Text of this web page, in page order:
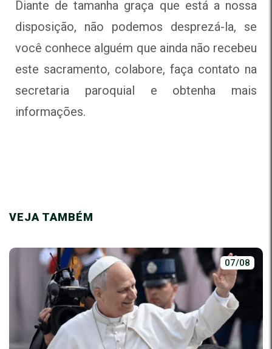
Diante de tamanha graça que está a nossa
disposição, não podemos desprezá-la, se
você conhece alguém que ainda não recebeu
este sacramento, colabore, faça contato na
secretaria paroquial e obtenha mais
informações.
VEJA TAMBÉM
07/08